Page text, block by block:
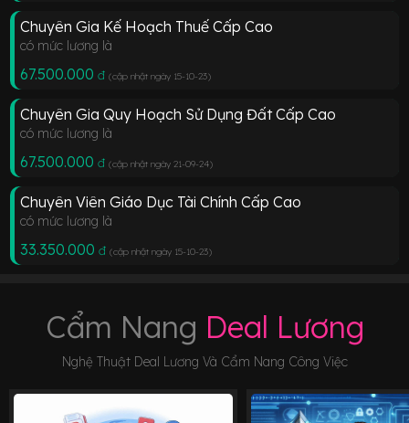
Chuyên Gia Kế Hoạch Thuế Cấp Cao
có mức lương là
67.500.000 đ (cập nhật ngày 15-10-23)
Chuyên Gia Quy Hoạch Sử Dụng Đất Cấp Cao
có mức lương là
67.500.000 đ (cập nhật ngày 21-09-24)
Chuyên Viên Giáo Dục Tài Chính Cấp Cao
có mức lương là
33.350.000 đ (cập nhật ngày 15-10-23)
Cẩm Nang Deal Lương
Nghệ Thuật Deal Lương Và Cẩm Nang Công Việc